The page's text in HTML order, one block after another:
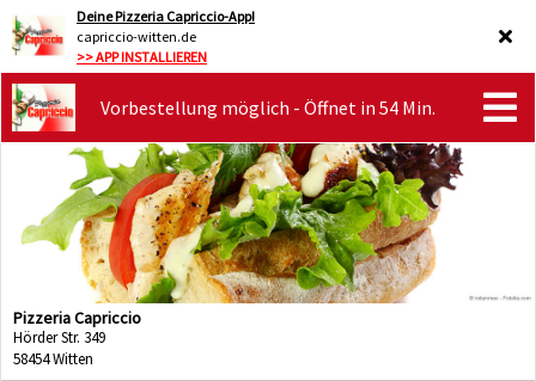
Deine Pizzeria Capriccio-App!
capriccio-witten.de
>> APP INSTALLIEREN
Vorbestellung möglich - Öffnet in 54 Min.
Pizzeria Capriccio
Hörder Str. 349
58454 Witten